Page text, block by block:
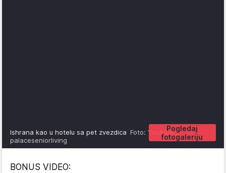
Pogledaj
fotogaleriju
Ishrana kao u hotelu sa pet zvezdica Foto: Youtube /
palaceseniorliving
BONUS VIDEO: